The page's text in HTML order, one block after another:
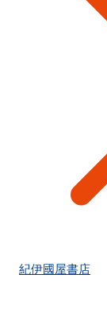
紀伊國屋書店